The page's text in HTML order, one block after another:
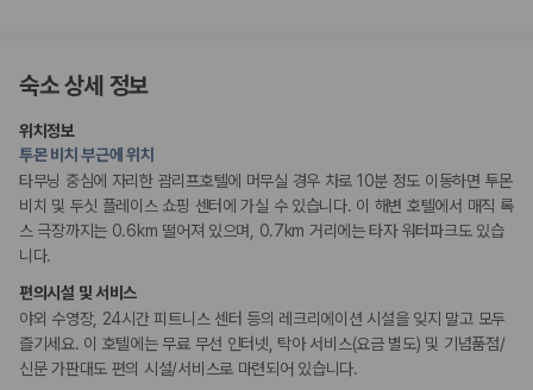
기념품 가게
테라스
엘리베이터
리셉션 서비스
드라이클리닝/세탁서비스
짐 보관 서비스
다국어 구사 가능 직원
웰빙 및 피트니스
피트니스/헬스시설
액티비티
숙소 상세 정보
위치정보
투몬 비치 부근에 위치
타무닝 중심에 자리한 괌리프호텔에 머무실 경우 차로 10분 정도 이동하면 투몬
비치 및 두싯 플레이스 쇼핑 센터에 가실 수 있습니다. 이 해변 호텔에서 매직 록
스 극장까지는 0.6km 떨어져 있으며, 0.7km 거리에는 타자 워터파크도 있습
니다.
편의시설 및 서비스
야외 수영장, 24시간 피트니스 센터 등의 레크리에이션 시설을 잊지 말고 모두
즐기세요. 이 호텔에는 무료 무선 인터넷, 탁아 서비스(요금 별도) 및 기념품점/
신문 가판대도 편의 시설/서비스로 마련되어 있습니다.